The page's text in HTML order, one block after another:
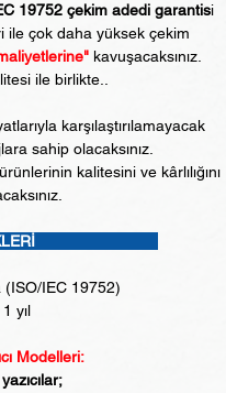
19752 çekim adedi garantisi
ile çok daha yüksek çekim
kavuşacaksınız.
ile birlikte..
karşılaştırılamayacak
sahip olacaksınız.
kalitesini ve kârlılığını
(ISO/IEC 19752)
yıl
Modelleri: